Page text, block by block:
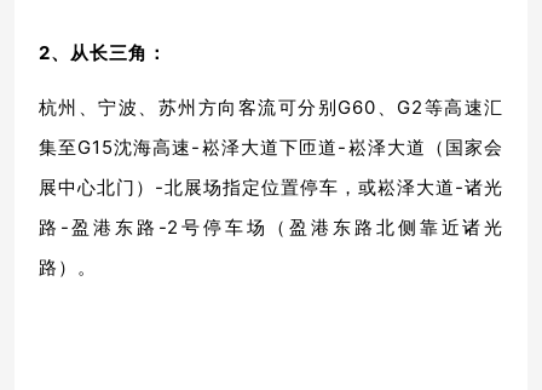
2、从长三角：
杭州、宁波、苏州方向客流可分别G60、G2等高速汇
集至G15沈海高速-崧泽大道下匝道-崧泽大道（国家会
展中心北门）-北展场指定位置停车，或崧泽大道-诸光
路-盈港东路-2号停车场（盈港东路北侧靠近诸光
路）。